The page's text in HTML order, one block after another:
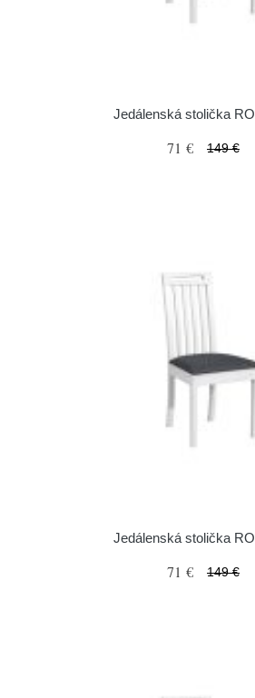
Jedálenská stolička
71 € 149 €
Jedálenská stolička
71 € 149 €